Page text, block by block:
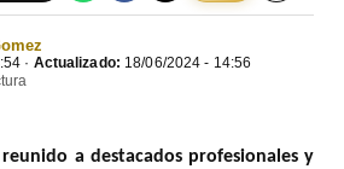
· Actualizado: 18/06/2024 - 14:56
a destacados profesionales y